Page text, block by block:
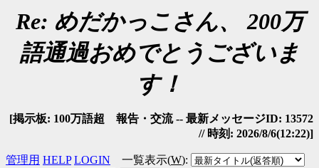
Re: めだかっこさん、 200万
語通過おめでとうございま
す！
[掲示板: 100万語超 報告・交流 -- 最新メッセージID: 13572
// 時刻: 2026/8/6(12:22)]
管理用 HELP LOGIN 一覧表示(W):